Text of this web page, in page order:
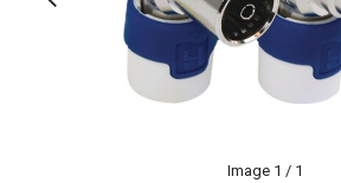
Image 1 / 1